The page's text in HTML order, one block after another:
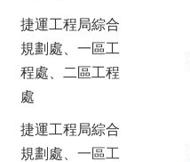
捷運工程局綜合
規劃處、一區工
程處、二區工程
處
捷運工程局綜合
規劃處 、一區工